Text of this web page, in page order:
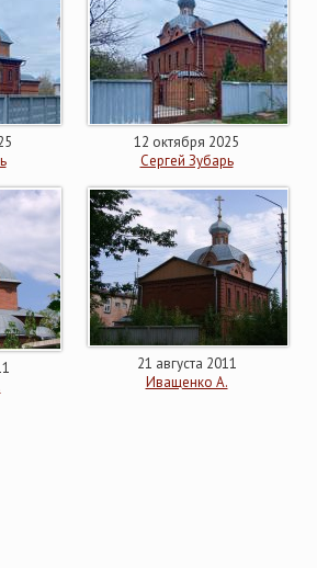
12 октября 2025
Сергей Зубарь
21 августа 2011
Иващенко А.